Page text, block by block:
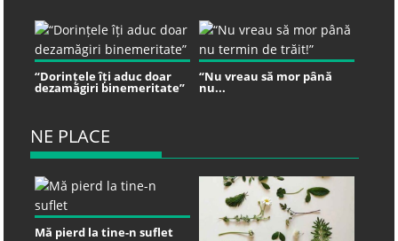
“Dorințele îți aduc doar
dezamăgiri binemeritate”
“Nu vreau să mor până
nu...
NE PLACE
Mă pierd la tine-n suflet